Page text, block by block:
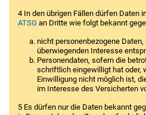
4 In den übrigen Fällen dürfen Daten
ATSG an Dritte wie folgt bekannt
nicht personenbezogene
überwiegenden Interesse
Personendaten, sofern die
schriftlich eingewilligt hat oder,
Einwilligung nicht möglich ist,
im Interesse des Versicherten
5 Es dürfen nur die Daten bekannt